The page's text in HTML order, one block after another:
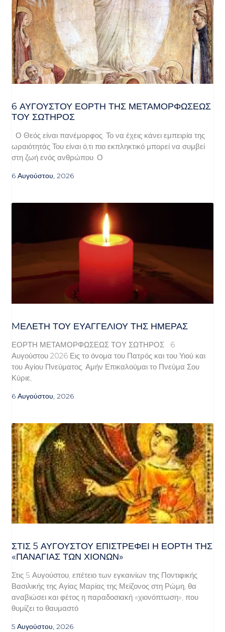
6 ΑΥΓΟΥΣΤΟΥ ΕΟΡΤΗ ΤΗΣ ΜΕΤΑΜΟΡΦΩΣΕΩΣ
ΤΟΥ ΣΩΤΗΡΟΣ
Ο Θεός είναι πανέμορφος. Το να έχεις κάνει εμπειρία της
ωραιότητάς Του είναι ό,τι πιο εκπληκτικό μπορεί να συμβεί
στη ζωή ενός ανθρώπου. Ο
6 Αυγούστου, 2026
MΕΛΈΤΗ ΤΟΥ ΕΥΑΓΓΕΛΊΟΥ ΤΗΣ ΗΜΈΡΑΣ
ΕΟΡΤΗ ΜΕΤΑΜΟΡΦΩΣΕΩΣ ΤΟΥ ΣΩΤΗΡΟΣ 6
Αυγούστου 2026 Εις το όνομα του Πατρός και του Υιού και
του Αγίου Πνεύματος. Αμήν Επικαλούμαι το Πνεύμα Σου
Κύριε,
6 Αυγούστου, 2026
ΣΤΙΣ 5 ΑΥΓΟΎΣΤΟΥ ΕΠΙΣΤΡΈΦΕΙ Η ΕΟΡΤΉ ΤΗΣ
«ΠΑΝΑΓΊΑΣ ΤΩΝ ΧΙΌΝΩΝ»
Στις 5 Αυγούστου, επέτειο των εγκαινίων της Ποντιφικής
Βασιλικής της Αγίας Μαρίας της Μείζονος στη Ρώμη, θα
αναβιώσει και φέτος η παραδοσιακή «χιονόπτωση», που
θυμίζει το θαυμαστό
5 Αυγούστου, 2026